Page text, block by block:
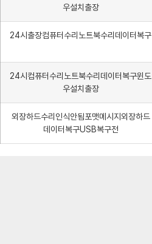
우설치출장
24시출장컴퓨터수리노트북수리데이터복구
24시컴퓨터수리노트북수리데이터복구윈도
우설치출장
외장하드수리인식안됨포맷메시지외장하드
데이터복구USB복구전